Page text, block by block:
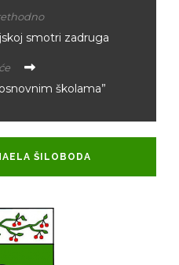
smotri zadruga
školama”
ŠILOBODA